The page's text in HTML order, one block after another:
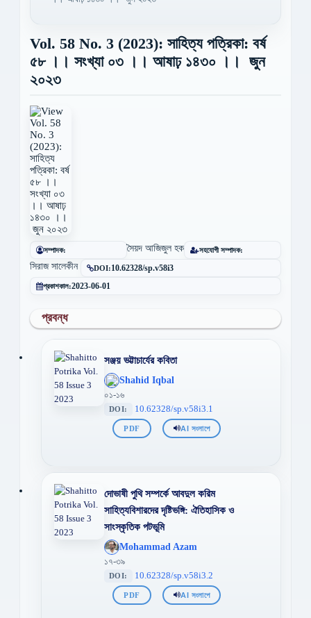
Vol. 58 No. 3 (2023): সাহিত্য পত্রিকা: বর্ষ
৫৮ ।। সংখ্যা ০৩ ।। আষাঢ় ১৪৩০ ।। জুন
২০২৩
সম্পাদক: সৈয়দ আজিজুল হক সহযোগী সম্পাদক:
সিরাজ সালেকীন DOI:10.62328/sp.v58i3
প্রকাশকাল:2023-06-01
প্রবন্ধ
সঞ্জয় ভট্টাচার্যের কবিতা
';
};">
Shahid Iqbal
০১-১৬
DOI: 10.62328/sp.v58i3.1
PDF AI সংলাপে
দোভাষী পুথি সম্পর্কে আবদুল করিম
সাহিত্যবিশারদের দৃষ্টিভঙ্গি: ঐতিহাসিক ও
সাংস্কৃতিক পটভূমি
';
};">
Mohammad Azam
১৭-৩৯
DOI: 10.62328/sp.v58i3.2
PDF AI সংলাপে